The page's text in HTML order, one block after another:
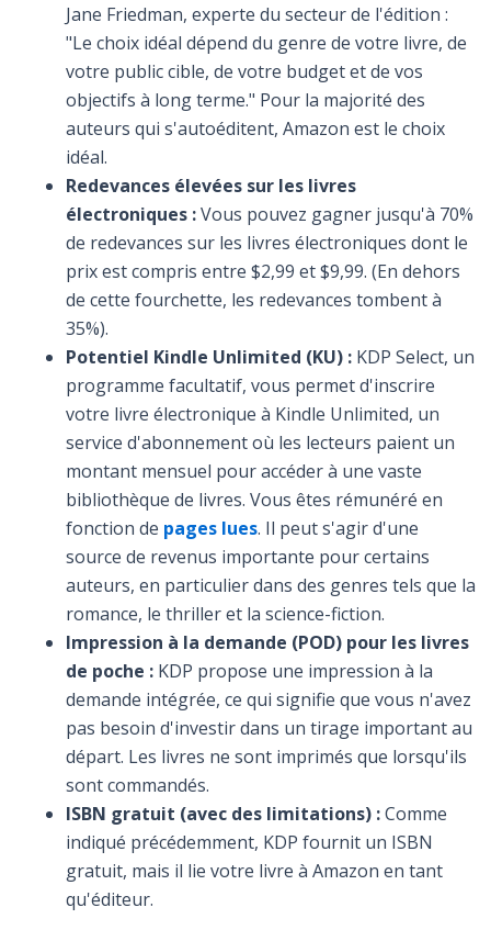
Jane Friedman, experte du secteur de l'édition :
"Le choix idéal dépend du genre de votre livre, de
votre public cible, de votre budget et de vos
objectifs à long terme." Pour la majorité des
auteurs qui s'autoéditent, Amazon est le choix
idéal.
Redevances élevées sur les livres
électroniques :Vous pouvez gagner jusqu'à 70%
de redevances sur les livres électroniques dont le
prix est compris entre $2,99 et $9,99. (En dehors
de cette fourchette, les redevances tombent à
35%).
Potentiel Kindle Unlimited (KU) : KDP Select, un
programme facultatif, vous permet d'inscrire
votre livre électronique à Kindle Unlimited, un
service d'abonnement où les lecteurs paient un
montant mensuel pour accéder à une vaste
bibliothèque de livres. Vous êtes rémunéré en
fonction de pages lues. Il peut s'agir d'une
source de revenus importante pour certains
auteurs, en particulier dans des genres tels que la
romance, le thriller et la science-fiction.
Impression à la demande (POD) pour les livres
de poche : KDP propose une impression à la
demande intégrée, ce qui signifie que vous n'avez
pas besoin d'investir dans un tirage important au
départ. Les livres ne sont imprimés que lorsqu'ils
sont commandés.
ISBN gratuit (avec des limitations) :Comme
indiqué précédemment, KDP fournit un ISBN
gratuit, mais il lie votre livre à Amazon en tant
qu'éditeur.